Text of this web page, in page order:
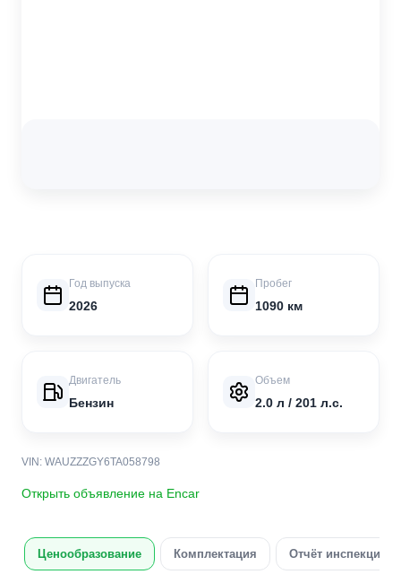
Год выпуска
2026
Пробег
1090 км
Двигатель
Бензин
Объем
2.0 л / 201 л.с.
VIN: WAUZZZGY6TA058798
Открыть объявление на Encar
Ценообразование Комплектация Отчёт инспекции